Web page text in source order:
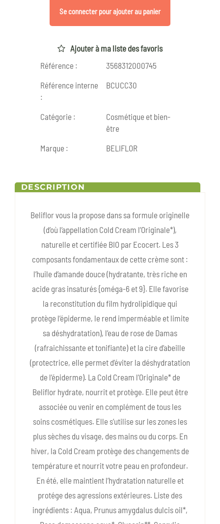
Se connecter pour ajouter au panier
Ajouter à ma liste des favoris
Référence :
3568312000745
Référence interne
:
BCUCC30
Catégorie :
Cosmétique et bien-
être
Marque :
BELIFLOR
DESCRIPTION
Beliflor vous la propose dans sa formule originelle
(d’où l’appellation Cold Cream l’Originale*),
naturelle et certifiée BIO par Ecocert. Les 3
composants fondamentaux de cette crème sont :
l’huile d’amande douce (hydratante, très riche en
acide gras insaturés {oméga-6 et 9}. Elle favorise
la reconstitution du film hydrolipidique qui
protège l’épiderme, le rend imperméable et limite
sa déshydratation), l’eau de rose de Damas
(rafraichissante et tonifiante) et la cire d’abeille
(protectrice, elle permet d’éviter la déshydratation
de l’épiderme). La Cold Cream l’Originale* de
Beliflor hydrate, nourrit et protège. Elle peut être
associée ou venir en complément de tous les
soins cosmétiques. Elle s’utilise sur les zones les
plus sèches du visage, des mains ou du corps. En
hiver, la Cold Cream protège des changements de
température et nourrit votre peau en profondeur.
En été, elle maintient l’hydratation naturelle et
protége des agressions extérieures. Liste des
ingrédients : Aqua, Prunus amygdalus dulcis oil*,